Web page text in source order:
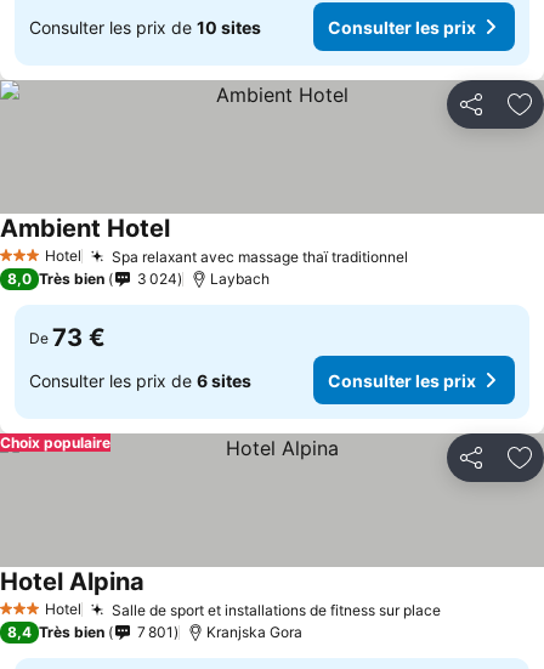
Consulter les prix de 10 sites Consulter les prix
Partager
3 ÉtoilesHotel Spa relaxant avec massage thaï traditionnel
Ambient HotelConsulter les prix
8,0 Très bien 3 024 Laybach
De 73 €
Consulter les prix de 6 sites Consulter les prix
Partager
Choix populaire
3 ÉtoilesHotel Salle de sport et installations de fitness sur placeConsulter
Hotel Alpina
8,4 Très bien 7 801 Kranjska Gora